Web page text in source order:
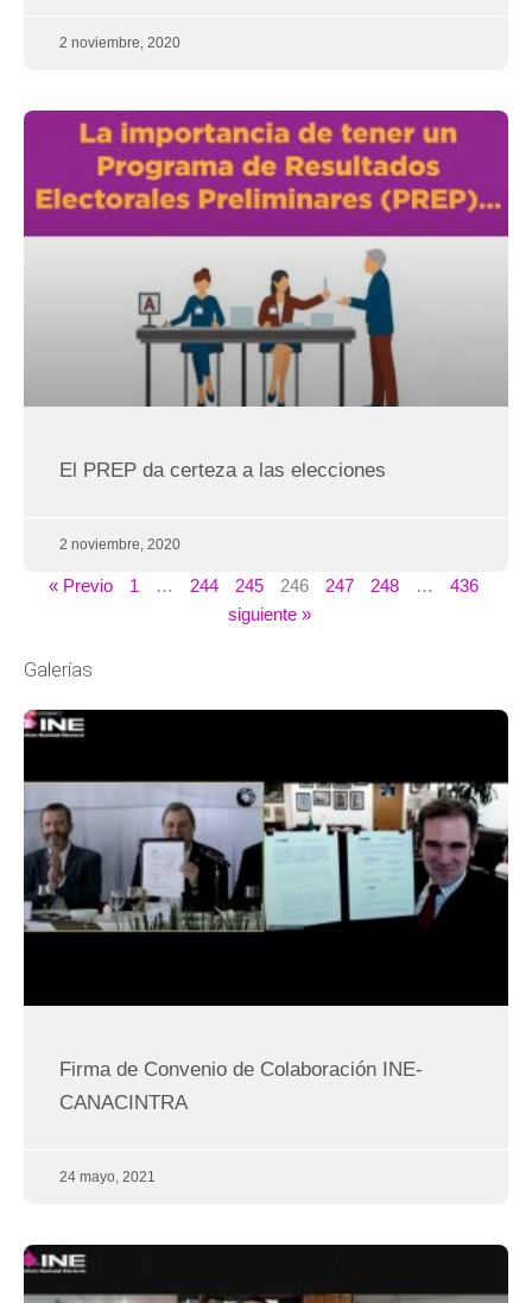
2 noviembre, 2020
El PREP da certeza a las elecciones
2 noviembre, 2020
« Previo 1 … 244 245 246 247 248 …
436
siguiente »
Galerías
Firma de Convenio de Colaboración INE-
CANACINTRA
24 mayo, 2021